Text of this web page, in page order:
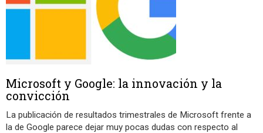
Microsoft y Google: la innovación y la
convicción
La publicación de resultados trimestrales de Microsoft frente a
la de Google parece dejar muy pocas dudas con respecto al